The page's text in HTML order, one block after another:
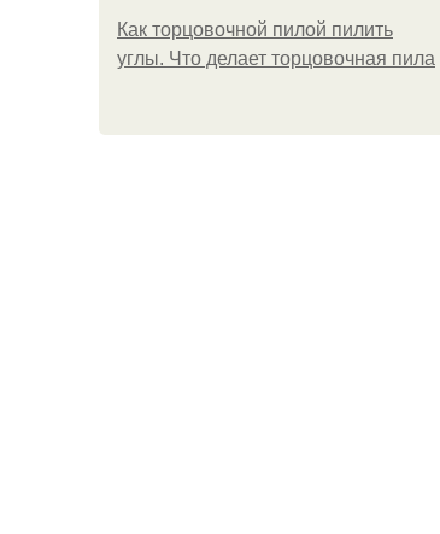
Как торцовочной пилой пилить
углы. Что делает торцовочная пила